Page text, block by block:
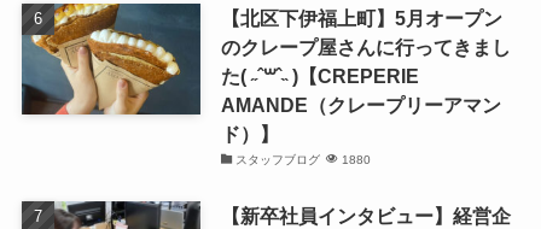
【北区下伊福上町】5月オープン
のクレープ屋さんに行ってきまし
た( ˶ˆ꒳ˆ˵ )【CREPERIE
AMANDE（クレープリーアマン
ド）】
スタッフブログ 1880
【新卒社員インタビュー】経営企